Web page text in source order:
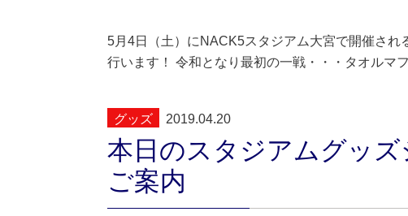
5月4日（土）にNACK5スタジアム大宮で開催さ
行います！ 令和となり最初の一戦・・・タオルマ
グッズ 2019.04.20
本日のスタジアムグッ
ご案内